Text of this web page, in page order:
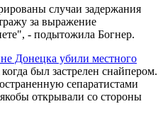
случаи задержания
за выражение
- подытожила Богнер.
Донецка убили местного
был застрелен снайпером.
сепаратистами
открывали со стороны